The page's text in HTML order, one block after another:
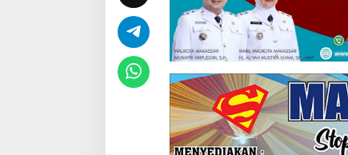
M
a
a
s
s
a
r
2
0